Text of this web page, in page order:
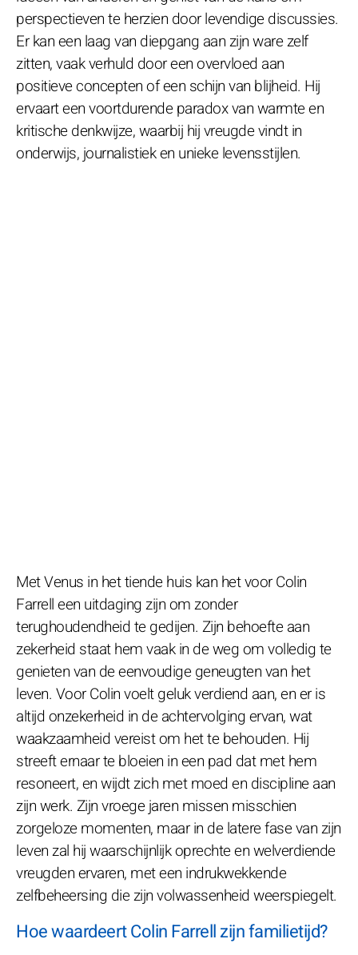
perspectieven te herzien door levendige discussies.
Er kan een laag van diepgang aan zijn ware zelf
zitten, vaak verhuld door een overvloed aan
positieve concepten of een schijn van blijheid. Hij
ervaart een voortdurende paradox van warmte en
kritische denkwijze, waarbij hij vreugde vindt in
onderwijs, journalistiek en unieke levensstijlen.
Met Venus in het tiende huis kan het voor Colin
Farrell een uitdaging zijn om zonder
terughoudendheid te gedijen. Zijn behoefte aan
zekerheid staat hem vaak in de weg om volledig te
genieten van de eenvoudige geneugten van het
leven. Voor Colin voelt geluk verdiend aan, en er is
altijd onzekerheid in de achtervolging ervan, wat
waakzaamheid vereist om het te behouden. Hij
streeft ernaar te bloeien in een pad dat met hem
resoneert, en wijdt zich met moed en discipline aan
zijn werk. Zijn vroege jaren missen misschien
zorgeloze momenten, maar in de latere fase van zijn
leven zal hij waarschijnlijk oprechte en welverdiende
vreugden ervaren, met een indrukwekkende
zelfbeheersing die zijn volwassenheid weerspiegelt.
Hoe waardeert Colin Farrell zijn familietijd?